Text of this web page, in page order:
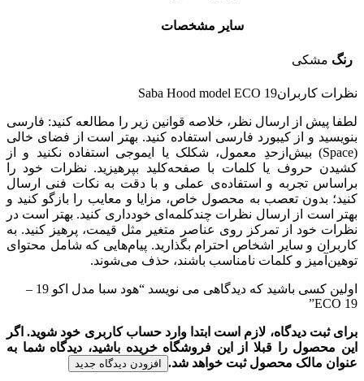
سایر مشخصات
رنگ مشکی
نظرات کاربرانSaba Hood model ECO 19
لطفا پیش از ارسال نظر، خلاصه قوانین زیر را مطالعه کنید: فارسی
بنویسید و از کیبورد فارسی استفاده کنید. بهتر است از فضای خالی
(Space) بیش‌از‌حدِ معمول، شکلک یا ایموجی استفاده نکنید و از
کشیدن حروف یا کلمات با صفحه‌کلید بپرهیزید. نظرات خود را
براساس تجربه و استفاده‌ی عملی و با دقت به نکات فنی ارسال
کنید؛ بدون تعصب به محصول خاص، مزایا و معایب را بازگو کنید و
بهتر است از ارسال نظرات چندکلمه‌‌ای خودداری کنید. بهتر است در
نظرات خود از تمرکز روی عناصر متغیر مثل قیمت، پرهیز کنید. به
کاربران و سایر اشخاص احترام بگذارید. پیام‌هایی که شامل محتوای
توهین‌آمیز و کلمات نامناسب باشند، حذف می‌شوند.
اولین کسی باشید که دیدگاهی می نویسد “هود سبا مدل اکو 19 –
ECO 19”
برای ثبت دیدگاه، لازم است ابتدا وارد حساب کاربری خود شوید. اگر
این محصول را قبلا از این فروشگاه خریده باشید، دیدگاه شما به
عنوان مالک محصول ثبت خواهد شد.
افزودن دیدگاه جدید